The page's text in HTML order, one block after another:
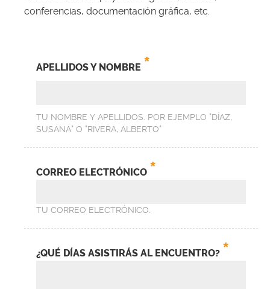
conferencias, documentación gráfica, etc.
APELLIDOS Y NOMBRE *
TU NOMBRE Y APELLIDOS. POR EJEMPLO "DÍAZ,
SUSANA" O "RIVERA, ALBERTO"
CORREO ELECTRÓNICO *
TU CORREO ELECTRÓNICO.
¿QUÉ DÍAS ASISTIRÁS AL ENCUENTRO? *